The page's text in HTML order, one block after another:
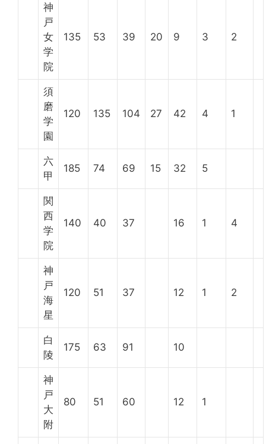
神
戸
女
学
院
135 53 39 20 9 3 2
須
磨
学
園
120 135 104 27 42 4 1
六
甲
185 74 69 15 32 5
関
西
学
院
140 40 37 16 1 4
神
戸
海
星
120 51 37 12 1 2
白
陵
175 63 91 10
神
戸
大
附
80 51 60 12 1